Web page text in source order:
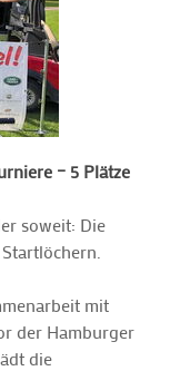
– 5 Plätze
soweit: Die
mit
der Hamburger
die